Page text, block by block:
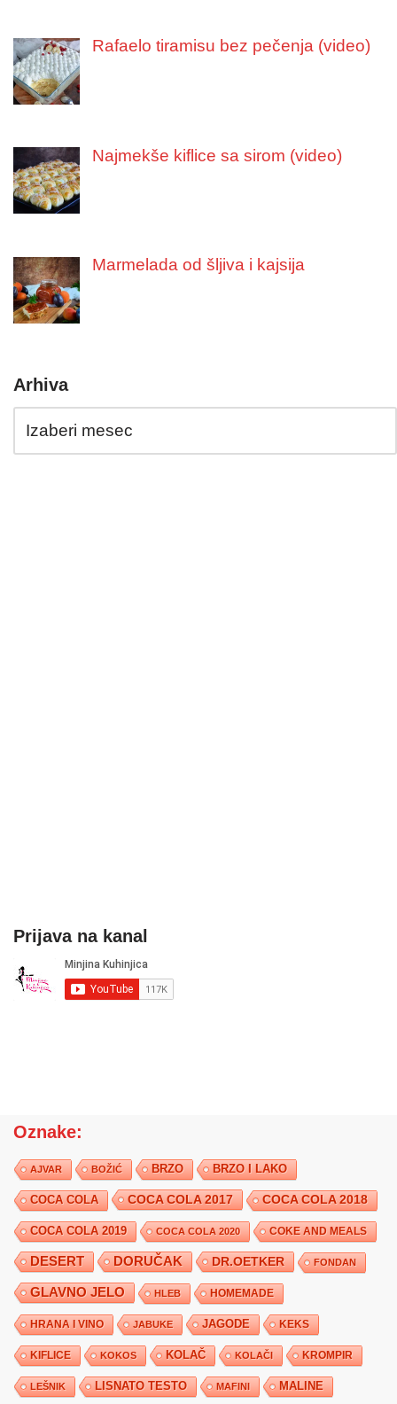
Rafaelo tiramisu bez pečenja (video)
Najmekše kiflice sa sirom (video)
Marmelada od šljiva i kajsija
Arhiva
Prijava na kanal
Oznake:
AJVAR BOŽIĆ BRZO BRZO I LAKO
COCA COLA COCA COLA 2017 COCA COLA 2018
COCA COLA 2019 COCA COLA 2020 COKE AND MEALS
DESERT DORUČAK DR.OETKER FONDAN
GLAVNO JELO HLEB HOMEMADE
HRANA I VINO JABUKE JAGODE KEKS
KIFLICE KOKOS KOLAČ KOLAČI KROMPIR
LEŠNIK LISNATO TESTO MAFINI MALINE